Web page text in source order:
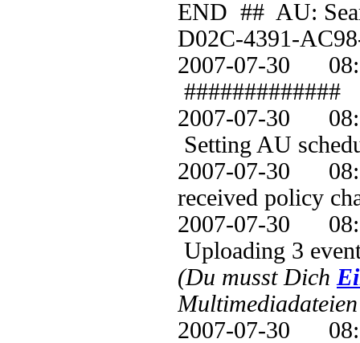
END ## AU:
D02C-4391-
2007-07-30
#############
2007-07-30
Setting AU
2007-07-30
received policy
2007-07-30
Uploading 3
(Du musst Dich
2007-07-30